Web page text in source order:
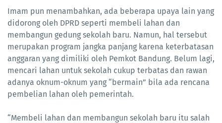
Imam pun menambahkan, ada beberapa upaya lain yang
didorong oleh DPRD seperti membeli lahan dan
membangun gedung sekolah baru. Namun, hal tersebut
merupakan program jangka panjang karena keterbatasan
anggaran yang dimiliki oleh Pemkot Bandung. Belum lagi,
mencari lahan untuk sekolah cukup terbatas dan rawan
adanya oknum-oknum yang “bermain” bila ada rencana
pembelian lahan oleh pemerintah.
“Membeli lahan dan membangun sekolah baru itu salah